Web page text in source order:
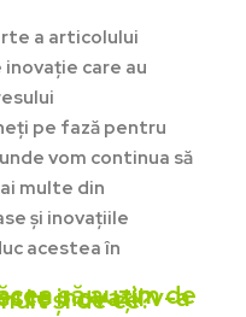
a articolului
care au
pe fază pentru
vom continua să
multe din
și inovațiile
acestea în
inovații v-a captivat cel mai mult și de ce?